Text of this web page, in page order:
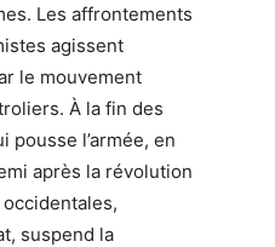
Les affrontements
agissent
le mouvement
À la fin des
pousse l’armée, en
après la révolution
suspend la